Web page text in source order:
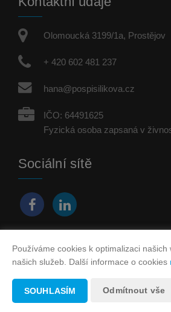
Olomoucká 3199/1a, Prostějov
+ 420 602 481 237
hana@pospisilikova.cz
IČO: 64491625
Fyzická osoba zapsaná v
Sociální sítě
Vytvořeno v systémuCHYTRÝ
Používáme cookies k optimalizaci našich
našich služeb. Další informace o cookies
SOUHLASÍM Odmítnout vše